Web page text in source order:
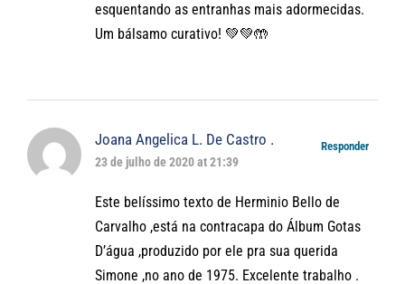
esquentando as entranhas mais adormecidas.
Um bálsamo curativo! 💚💚🤲
Joana Angelica L. De Castro .
23 de julho de 2020 at 21:39
Responder
Este belíssimo texto de Herminio Bello de
Carvalho ,está na contracapa do Álbum Gotas
D’água ,produzido por ele pra sua querida
Simone ,no ano de 1975. Excelente trabalho .